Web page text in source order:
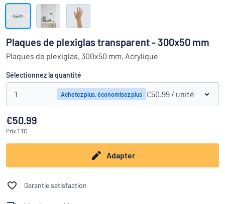
parvenez pas à trouver ce que vous cherchez ?
travail
Montrer toutes les catégories
Demande
devis
Se
connecter
Service
clients
Particulier
Entreprise
Plaques de plexiglas transparent - 300x50 mm
Plaques de plexiglas, 300x50 mm, Acrylique
Sélectionnez la quantité
1 Achetez plus, économisez plus €50.99 / unité
€50.99
PrixTTC
Adapter
Garantie satisfaction